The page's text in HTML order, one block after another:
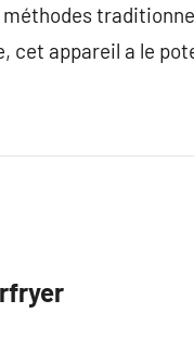
cet appareil a le